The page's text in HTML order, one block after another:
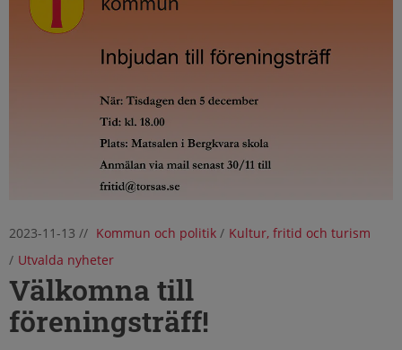
2023-11-13 // Kommun och politik/ Kultur, fritid och turism
/ Utvalda nyheter
Välkomna till
föreningsträff!